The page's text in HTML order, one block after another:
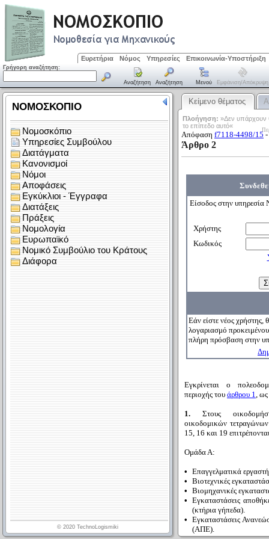
Ευρετήρια Νόμος Υπηρεσίες Επικοινωνία-Υποστήριξη
Γρήγορη αναζήτηση:
Αναζήτηση Αναζήτηση Μενού Εμφάνιση/απόκρυψη
Κείμενο θέματος